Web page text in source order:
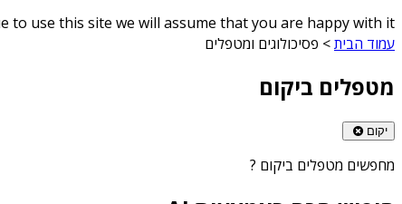
to use this site we will assume that you are happy with it
עמוד הבית> פסיכולוגים ומטפלים
מטפלים ביקום
יקום
מחפשים מטפלים ביקום ?